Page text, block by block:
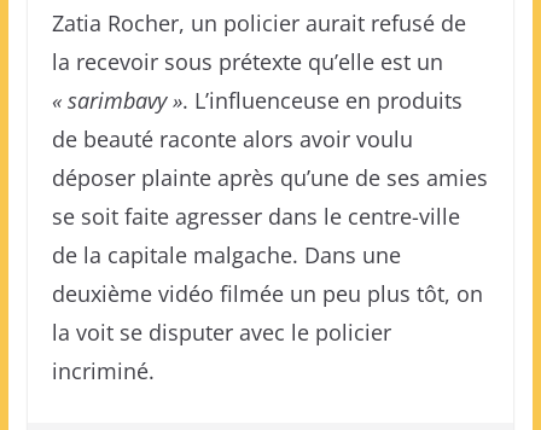
Zatia Rocher, un policier aurait refusé de
la recevoir sous prétexte qu’elle est un
« sarimbavy ». L’influenceuse en produits
de beauté raconte alors avoir voulu
déposer plainte après qu’une de ses amies
se soit faite agresser dans le centre-ville
de la capitale malgache. Dans une
deuxième vidéo filmée un peu plus tôt, on
la voit se disputer avec le policier
incriminé.